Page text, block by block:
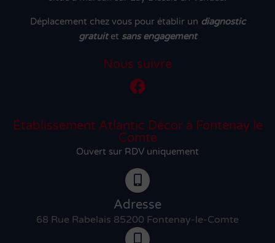
Déplacement chez vous pour établir un diagnostic
gratuitet sans engagement
Nous suivre
Établissement Atlantic Décor à Fontenay le
Comte
Ouvert sur RDV uniquement
Adresse
68 Rue Rabelais 85200 Fontenay-le-Comte